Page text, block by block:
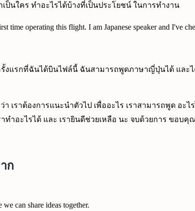
ป็นใคร ทำอะไรได้บ้างที่เป็นประโยชน์ ในการทำงาน
operating this flight. I am Japanese speaker and I've
แรกที่ฉันได้บินไฟล์นี้ ฉันสามารถพูดภาษาญี่ปุ่นได้ และ
ราต้องการแนะนำตัวไป เพื่ออะไร เราสามารถพูด อะ
ำอะไรได้ และ เรายินดีช่วยเหลือ นะ จบด้วยการ ขอบคุ
ก
can share ideas together.